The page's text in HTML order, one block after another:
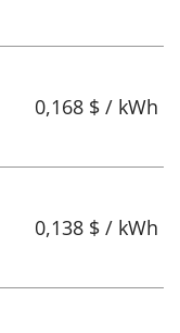
0,168 $ / kWh
0,138 $ / kWh